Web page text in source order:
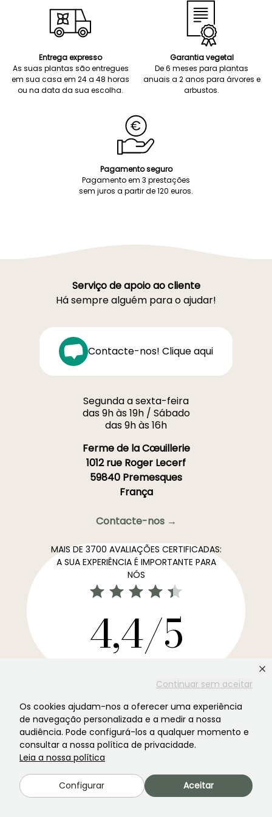
Continuar sem aceitar
Os cookies ajudam-nos a oferecer uma experiência
de navegação personalizada e a medir a nossa
audiência. Pode configurá-los a qualquer momento e
consultar a nossa política de privacidade.
Leia a nossa política
Configurar Aceitar
Entrega expresso
As suas plantas são entregues
em sua casa em 24 a 48 horas
ou na data da sua escolha.
Garantia vegetal
De 6 meses para plantas
anuais a 2 anos para árvores e
arbustos.
Pagamento seguro
Pagamento em 3 prestações
sem juros a partir de 120 euros.
Serviço de apoio ao cliente
Há sempre alguém para o ajudar!
Contacte-nos! Clique aqui
Segunda a sexta-feira
das 9h às 19h / Sábado
das 9h às 16h
Ferme de la Cœuillerie
1012 rue Roger Lecerf
59840 Premesques
França
Contacte-nos →
MAIS DE 3700 AVALIAÇÕES CERTIFICADAS:
A SUA EXPERIÊNCIA É IMPORTANTE PARA
NÓS
4,4/5
A newsletter preferida dos jardins. →
Receba as nossas novidades e ideias para aproveitar o
seu jardim durante todo o ano.
Inscrever-se →